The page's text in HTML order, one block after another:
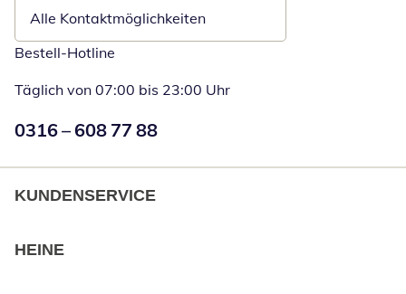
Alle Kontaktmöglichkeiten
Bestell-Hotline
Täglich von 07:00 bis 23:00 Uhr
Numéro de téléphone:
0316 – 608 77 88
KUNDENSERVICE
HEINE